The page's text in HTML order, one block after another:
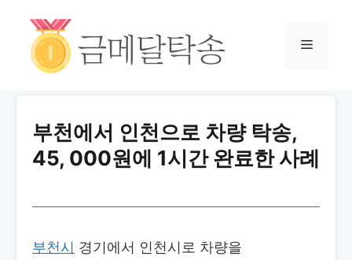
부천에서 인천으로 차량 탁송,
45, 000원에 1시간 완료한 사례
부천시 경기에서 인천시로 차량을